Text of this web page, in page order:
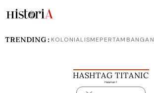
HASHTAG TITANIC
Halaman 1
TRENDING : KOLONIALISMEPERTAMBANGAN